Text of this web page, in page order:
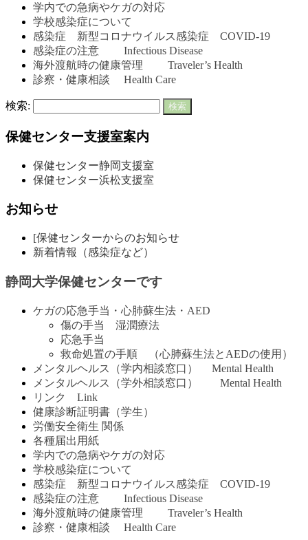
学内での急病やケガの対応
学校感染症について
感染症 新型コロナウイルス感染症 COVID-19
感染症の注意 Infectious Disease
海外渡航時の健康管理 Traveler’s Health
診察・健康相談 Health Care
検索:
保健センター支援室案内
保健センター静岡支援室
保健センター浜松支援室
お知らせ
[保健センターからのお知らせ
新着情報（感染症など）
静岡大学保健センターです
ケガの応急手当・心肺蘇生法・AED
傷の手当 湿潤療法
応急手当
救命処置の手順 （心肺蘇生法とAEDの使用）
メンタルヘルス（学内相談窓口） Mental Health
メンタルヘルス（学外相談窓口） Mental Health
リンク Link
健康診断証明書（学生）
労働安全衛生 関係
各種届出用紙
学内での急病やケガの対応
学校感染症について
感染症 新型コロナウイルス感染症 COVID-19
感染症の注意 Infectious Disease
海外渡航時の健康管理 Traveler’s Health
診察・健康相談 Health Care